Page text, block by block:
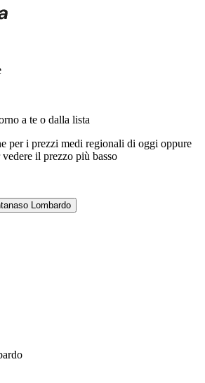
a te o dalla lista
per i prezzi medi regionali di oggi oppure
il prezzo più basso
Lombardo